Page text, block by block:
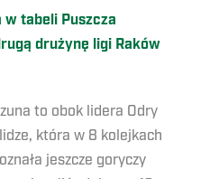
tabeli Puszcza
drużynę ligi Raków
to obok lidera Odry
która w 8 kolejkach
jeszcze goryczy